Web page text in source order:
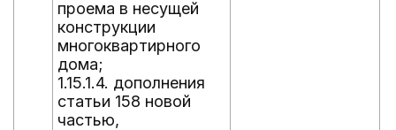
проема в несущей
конструкции
многоквартирного
дома;
1.15.1.4. дополнения
статьи 158 новой
частью,